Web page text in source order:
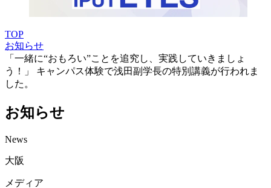
TOP
お知らせ
「一緒に“おもろい”ことを追究し、実践していきましょ
う！」 キャンパス体験で浅田副学長の特別講義が行われま
した。
お知らせ
News
大阪
メディア